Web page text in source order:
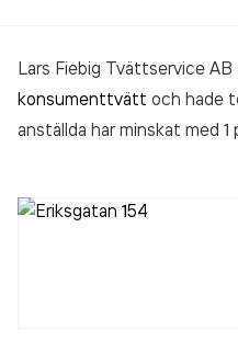
Lars Fiebig Tvättservice AB
konsumenttvätt och hade
anställda har minskat med
omsatte 1 914 000,00 kr